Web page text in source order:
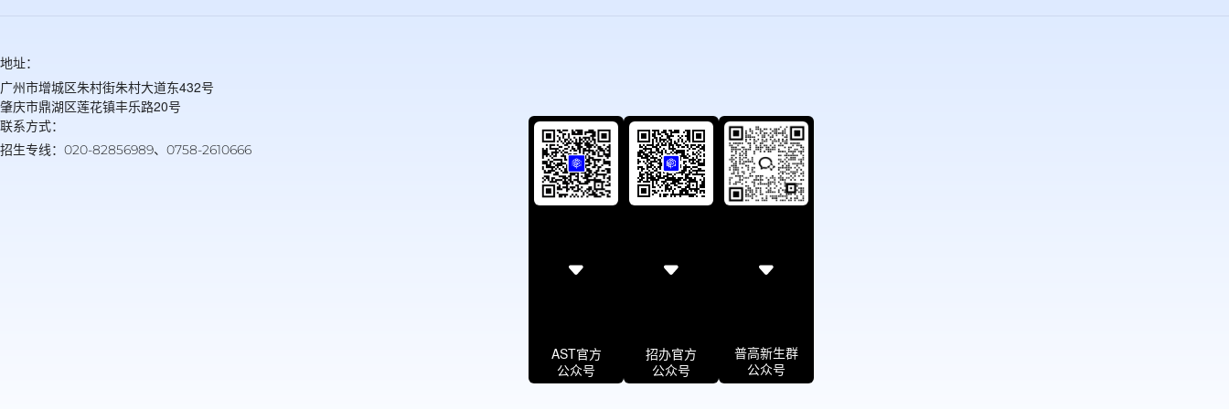
地址：
广州市增城区朱村街朱村大道东432号
肇庆市鼎湖区莲花镇丰乐路20号
联系方式：
招生专线：020-82856989、0758-2610666
AST官方
公众号
招办官方
公众号
普高新生群
公众号